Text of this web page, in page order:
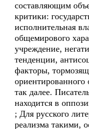
составляющим
критики:
исполнительная
общемирового
учреждение,
тенденции,
факторы,
ориентированного
так далее.
находится в
; Для русского
реализма такими,